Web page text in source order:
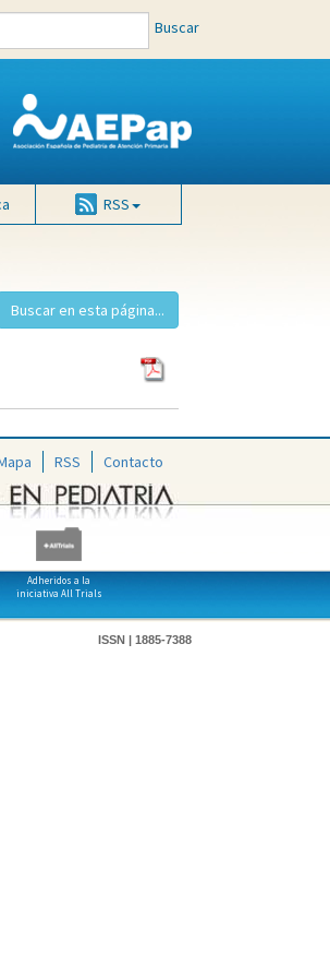
Buscar
RSS
RSS Contacto
Adheridos a la
iniciativa All Trials
ISSN | 1885-7388